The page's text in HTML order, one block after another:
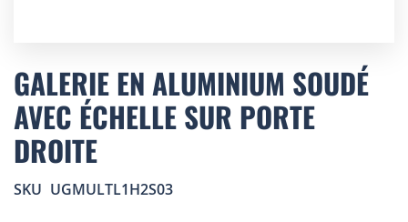
to
the
beginning
of
the
images
GALERIE EN ALUMINIUM SOUDÉ
AVEC ÉCHELLE SUR PORTE
DROITE
SKU UGMULTL1H2S03